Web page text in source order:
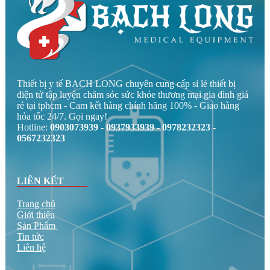
Thiết bị y tế BẠCH LONG chuyên cung cấp sỉ lẻ thiết bị
điện tử tập luyện chăm sóc sức khỏe thương mại gia đình giá
rẻ tại tphcm - Cam kết hàng chính hãng 100% - Giao hàng
hỏa tốc 24/7. Gọi ngay!
Hotline: 0903073939 - 0937933939 - 0978232323 -
0567232323
LIÊN KẾT
Trang chủ
Giới thiệu
Sản Phẩm
Tin tức
Liên hệ